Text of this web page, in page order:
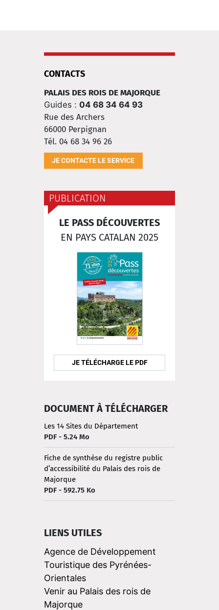
CONTACTS
PALAIS DES ROIS DE MAJORQUE
Guides : 04 68 34 64 93
Rue des Archers
66000 Perpignan
Tél. 04 68 34 96 26
JE CONTACTE LE SERVICE
PUBLICATION
LE PASS DÉCOUVERTES
EN PAYS CATALAN 2025
JE TÉLÉCHARGE LE PDF
DOCUMENT À TÉLÉCHARGER
Les 14 Sites du Département
PDF - 5.24 Mo
Fiche de synthèse du registre public
d’accessibilité du Palais des rois de
Majorque
PDF - 592.75 Ko
LIENS UTILES
Agence de Développement
Touristique des Pyrénées-
Orientales
Venir au Palais des rois de
Majorque